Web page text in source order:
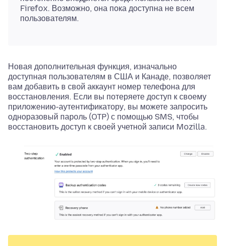
Firefox. Возможно, она пока доступна не всем
пользователям.
Новая дополнительная функция, изначально
доступная пользователям в США и Канаде, позволяет
вам добавить в свой аккаунт номер телефона для
восстановления. Если вы потеряете доступ к своему
приложению-аутентификатору, вы можете запросить
одноразовый пароль (OTP) с помощью SMS, чтобы
восстановить доступ к своей учетной записи Mozilla.